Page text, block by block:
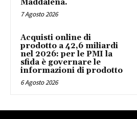
Maddalena.
7 Agosto 2026
Acquisti online di
prodotto a 42,6 miliardi
nel 2026: per le PMI la
sfida è governare le
informazioni di prodotto
6 Agosto 2026